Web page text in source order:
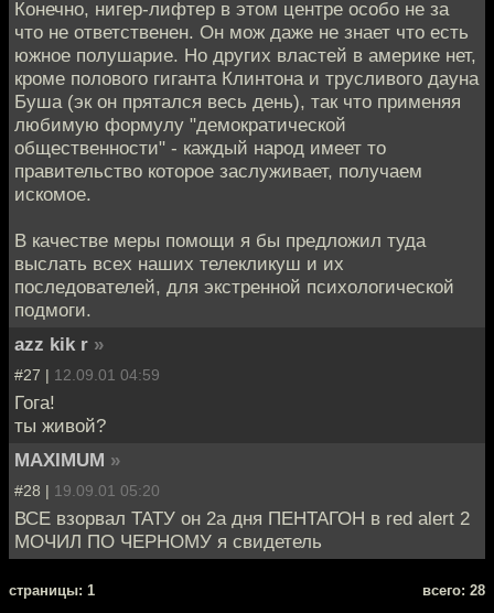
Конечно, нигер-лифтер в этом центре особо не за
что не ответственен. Он мож даже не знает что есть
южное полушарие. Но других властей в америке нет,
кроме полового гиганта Клинтона и трусливого дауна
Буша (эк он прятался весь день), так что применяя
любимую формулу "демократической
общественности" - каждый народ имеет то
правительство которое заслуживает, получаем
искомое.
В качестве меры помощи я бы предложил туда
выслать всех наших телекликуш и их
последователей, для экстренной психологической
подмоги.
azz kik r »
#27 | 12.09.01 04:59
Гога!
ты живой?
MAXIMUM »
#28 | 19.09.01 05:20
ВСЕ взорвал ТАТУ он 2а дня ПЕНТАГОН в red alert 2
МОЧИЛ ПО ЧЕРНОМУ я свидетель
cтраницы: 1 всего: 28